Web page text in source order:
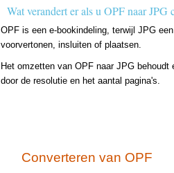
Wat verandert er als u OPF naar JPG
OPF is een e-bookindeling, terwijl JPG
voorvertonen, insluiten of plaatsen.
Het omzetten van OPF naar JPG
door de resolutie en het aantal pagina's.
Converteren van OPF